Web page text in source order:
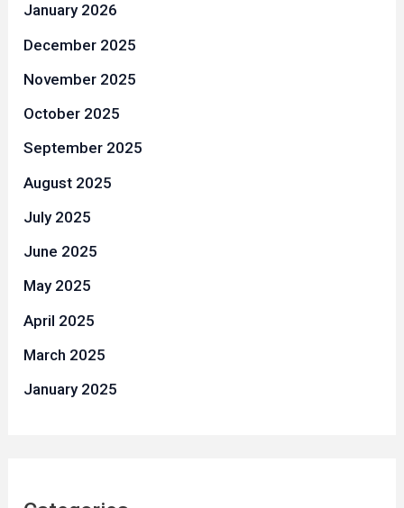
January 2026
December 2025
November 2025
October 2025
September 2025
August 2025
July 2025
June 2025
May 2025
April 2025
March 2025
January 2025